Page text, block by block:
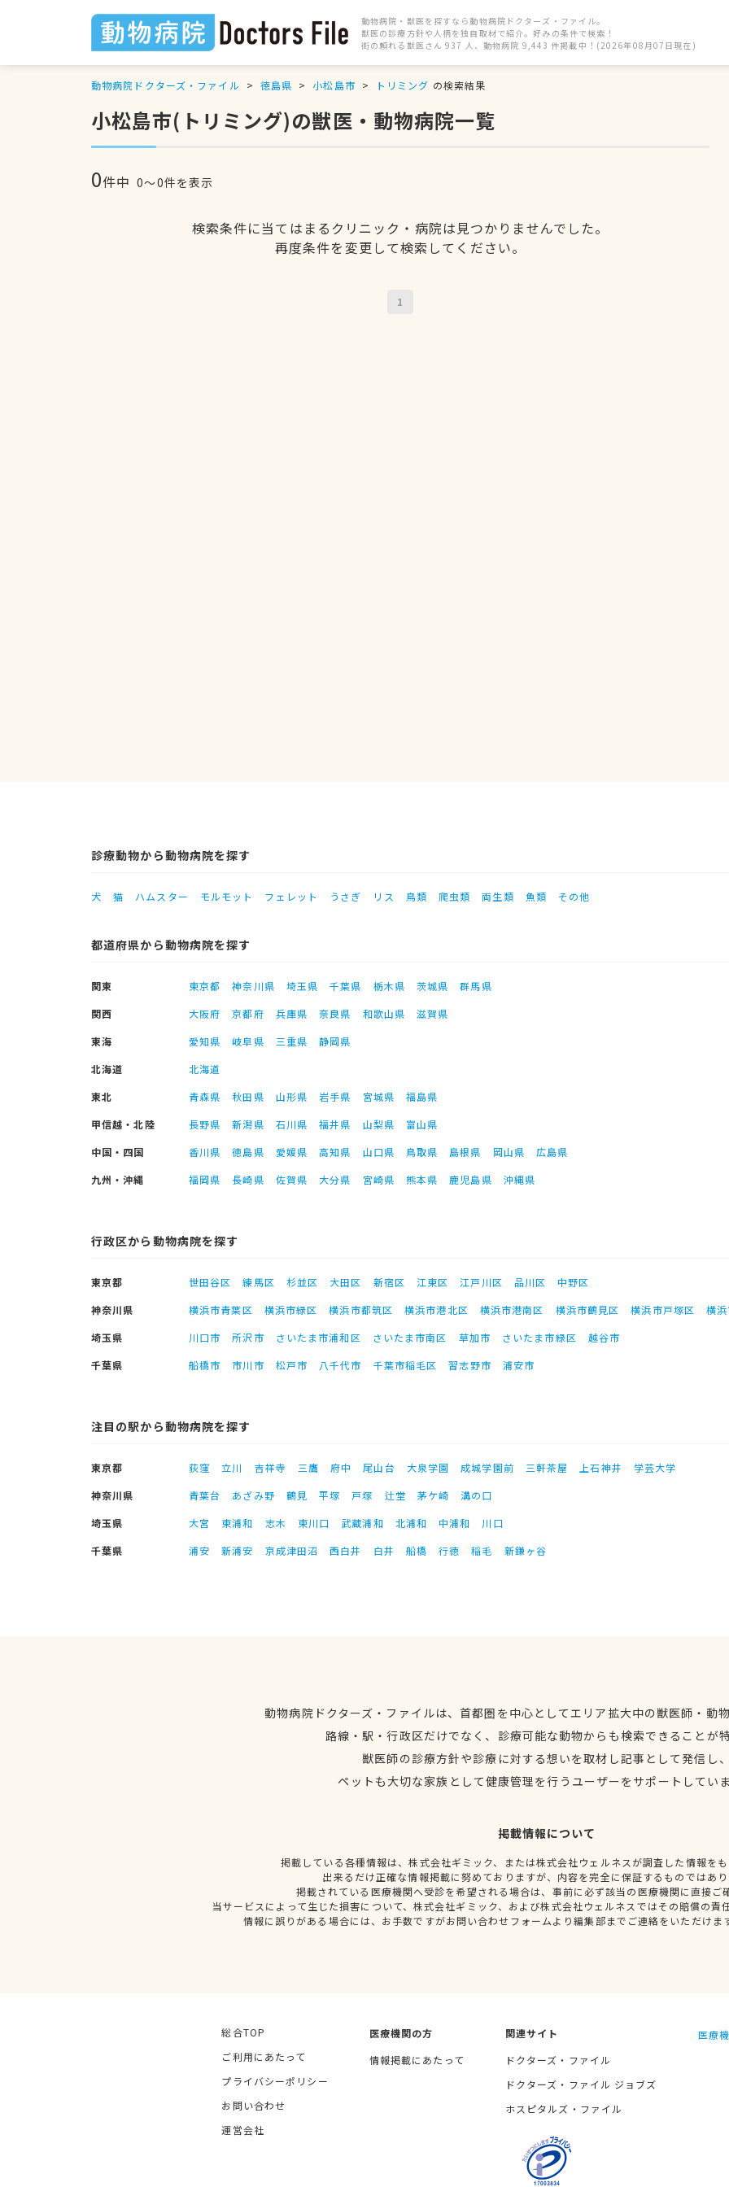
動物病院・獣医を探すなら動物病院ドクターズ・ファイル。
獣医の診療方針や人柄を独自取材で紹介。好みの条件で検索！
街の頼れる獣医さん 937 人、動物病院 9,443 件掲載中！(2026年08月07日現在)
動物病院ドクターズ・ファイル 徳島県 小松島市 トリミング の検索結果
小松島市(トリミング)の獣医・動物病院一覧
0件中 0〜0件を表示
検索条件に当てはまるクリニック・病院は見つかりませんでした。
再度条件を変更して検索してください。
1
診療動物から動物病院を探す
犬 猫 ハムスター モルモット フェレット うさぎ リス 鳥類 爬虫類 両生類 魚類 その他
都道府県から動物病院を探す
関東 東京都 神奈川県 埼玉県 千葉県 栃木県 茨城県
群馬県
関西
大阪府 京都府 兵庫県 奈良県 和歌山県
滋賀県
東海
愛知県 岐阜県 三重県
静岡県
北海道
北海道
東北
青森県 秋田県 山形県 岩手県 宮城県
福島県
甲信越・北陸
長野県 新潟県 石川県 福井県 山梨県
富山県
中国・四国
香川県 徳島県 愛媛県 高知県 山口県 鳥取県 島根県 岡山県
広島県
九州・沖縄
福岡県 長崎県 佐賀県 大分県 宮崎県 熊本県 鹿児島県 沖縄県
行政区から動物病院を探す
東京都 世田谷区 練馬区 杉並区 大田区 新宿区 江東区 江戸川区 品川区
中野区
神奈川県
横浜市青葉区 横浜市緑区 横浜市都筑区 横浜市港北区 横浜市港南区 横浜市鶴見区 横浜市戸塚区
横
埼玉県
川口市 所沢市 さいたま市浦和区 さいたま市南区 草加市 さいたま市緑区
越谷市
千葉県
船橋市 市川市 松戸市 八千代市 千葉市稲毛区 習志野市 浦安市
注目の駅から動物病院を探す
東京都 荻窪 立川 吉祥寺 三鷹 府中 尾山台 大泉学園 成城学園前 三軒茶屋 上石神井
学芸大学
神奈川県
青葉台 あざみ野 鶴見 平塚 戸塚 辻堂 茅ケ崎
溝の口
埼玉県
大宮 東浦和 志木 東川口 武蔵浦和 北浦和 中浦和
川口
千葉県
浦安 新浦安 京成津田沼 西白井 白井 船橋 行徳 稲毛 新鎌ヶ谷
動物病院ドクターズ・ファイルは、首都圏を中心としてエリア拡大中の獣医師・動
路線・駅・行政区だけでなく、診療可能な動物からも検索できることが
獣医師の診療方針や診療に対する想いを取材し記事として発信し
ペットも大切な家族として健康管理を行うユーザーをサポートしてい
掲載情報について
掲載している各種情報は、株式会社ギミック、または株式会社ウェルネスが調査した情報を
出来るだけ正確な情報掲載に努めておりますが、内容を完全に保証するものではあ
掲載されている医療機関へ受診を希望される場合は、事前に必ず該当の医療機関に直接ご
当サービスによって生じた損害について、株式会社ギミック、および株式会社ウェルネスではその賠償の責
情報に誤りがある場合には、お手数ですがお問い合わせフォームより編集部までご連絡をいただけま
総合TOP
ご利用にあたって
プライバシーポリシー
お問い合わせ
運営会社
医療機関の方
情報掲載にあたって
関連サイト
ドクターズ・ファイル
ドクターズ・ファイル ジョブズ
ホスピタルズ・ファイル
医療